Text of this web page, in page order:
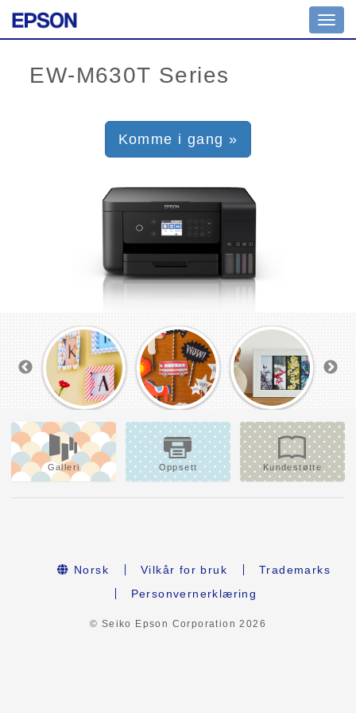
Komme i gang »
Galleri Oppsett Kundestøtte
Norsk Vilkår for bruk
Trademarks
Personvernerklæring
© Seiko Epson Corporation2026